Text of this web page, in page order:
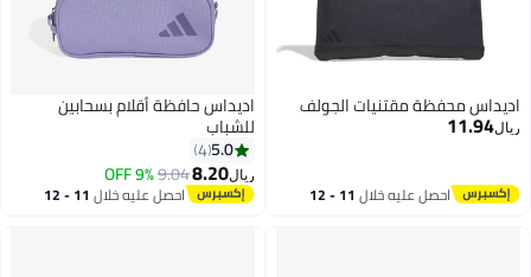
اديداس محفظة مقتنيات الجولف
ريال11.94
احصل عليه خلال 11 - 12
اديداس حافظة أقلام بسحابين
للشباب
5.0
4
ريال8.20
9.04
9% OFF
احصل عليه خلال 11 - 12